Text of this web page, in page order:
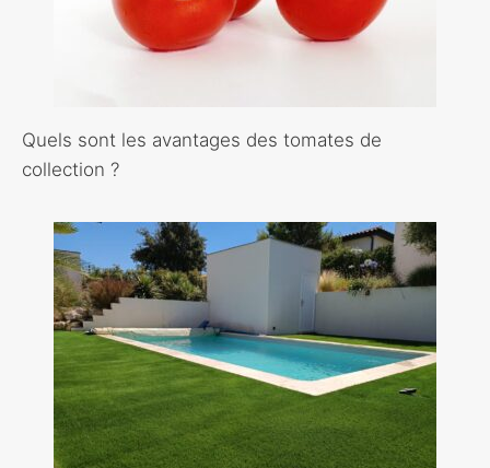
Quels sont les avantages des tomates de
collection ?